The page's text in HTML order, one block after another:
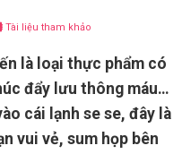
Tài liệu tham khảo
là loại thực phẩm có
đẩy lưu thông máu…
cái lạnh se se, đây là
vui vẻ, sum họp bên